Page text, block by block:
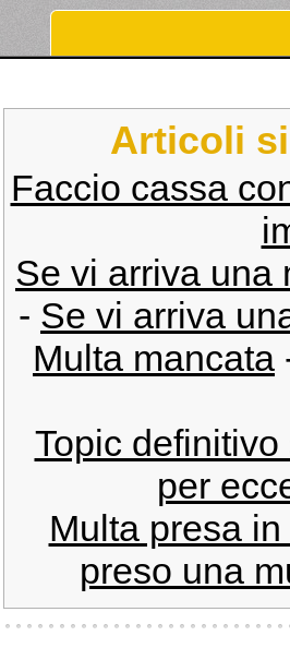
Articoli
Faccio cassa
Se vi arriva una
- Se vi arriva
Multa mancata
Topic
per
Multa presa
preso una